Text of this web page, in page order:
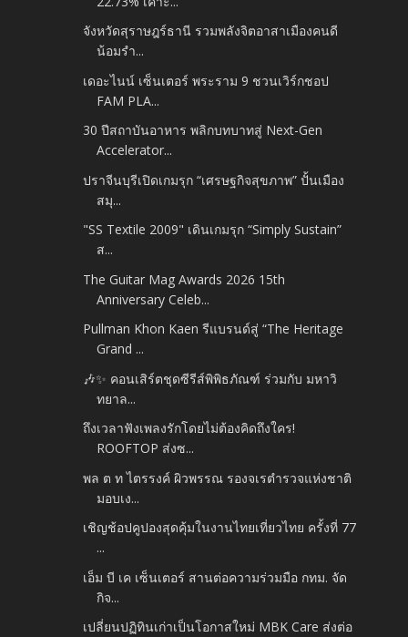
จังหวัดสุราษฎร์ธานี รวมพลังจิตอาสาเมืองคนดี
น้อมรำ...
เดอะไนน์ เซ็นเตอร์ พระราม 9 ชวนเวิร์กชอป
FAM PLA...
30 ปีสถาบันอาหาร พลิกบทบาทสู่ Next-Gen
Accelerator...
ปราจีนบุรีเปิดเกมรุก “เศรษฐกิจสุขภาพ” ปั้นเมือง
สมุ...
"SS Textile 2009" เดินเกมรุก “Simply Sustain”
ส...
The Guitar Mag Awards 2026 15th
Anniversary Celeb...
Pullman Khon Kaen รีแบรนด์สู่ “The Heritage
Grand ...
🎶✨ คอนเสิร์ตชุดซีรีส์พิพิธภัณฑ์ ร่วมกับ มหาวิ
ทยาล...
ถึงเวลาฟังเพลงรักโดยไม่ต้องคิดถึงใคร!
ROOFTOP ส่งซ...
พล ต ท ไตรรงค์ ผิวพรรณ รองจเรตำรวจแห่งชาติ
มอบเง...
เชิญช้อปคูปองสุดคุ้มในงานไทยเที่ยวไทย ครั้งที่ 77
...
เอ็ม บี เค เซ็นเตอร์ สานต่อความร่วมมือ กทม. จัด
กิจ...
เปลี่ยนปฏิทินเก่าเป็นโอกาสใหม่ MBK Care ส่งต่อ